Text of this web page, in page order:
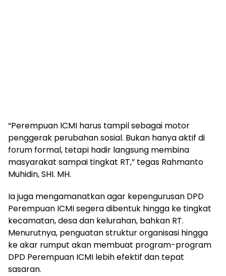
“Perempuan ICMI harus tampil sebagai motor
penggerak perubahan sosial. Bukan hanya aktif di
forum formal, tetapi hadir langsung membina
masyarakat sampai tingkat RT,” tegas Rahmanto
Muhidin, SHI. MH.
Ia juga mengamanatkan agar kepengurusan DPD
Perempuan ICMI segera dibentuk hingga ke tingkat
kecamatan, desa dan kelurahan, bahkan RT.
Menurutnya, penguatan struktur organisasi hingga
ke akar rumput akan membuat program-program
DPD Perempuan ICMI lebih efektif dan tepat
sasaran.